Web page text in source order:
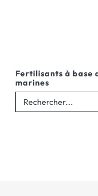
Fertilisants à base
marines